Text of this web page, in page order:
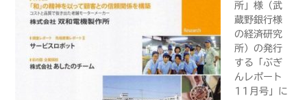
所」様（武
蔵野銀行様
の経済研究
所）の発行
する「ぶぎ
んレポート
11月号」に